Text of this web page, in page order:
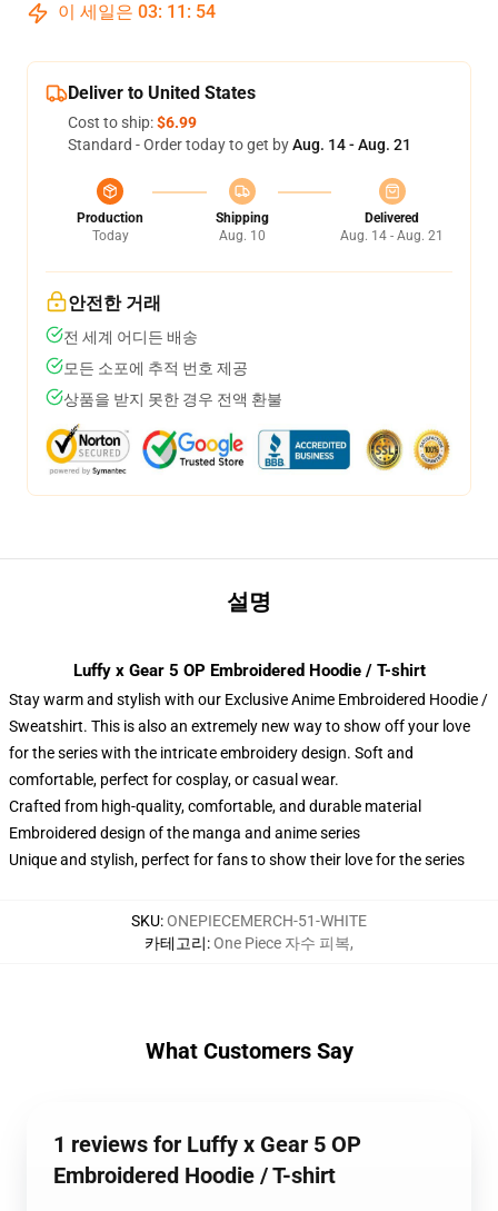
이 세일은 03: 11 : 54
Deliver to United States
Cost to ship:$6.99
Standard - Order today to get byAug. 14 - Aug. 21
Production
Today
Shipping
Aug. 10
Delivered
Aug. 14 - Aug. 21
안전한 거래
전 세계 어디든 배송
모든 소포에 추적 번호 제공
상품을 받지 못한 경우 전액 환불
설명
Luffy x Gear 5 OP Embroidered Hoodie / T-shirt
Stay warm and stylish with our Exclusive Anime Embroidered Hoodie /
Sweatshirt. This is also an extremely new way to show off your love
for the series with the intricate embroidery design. Soft and
comfortable, perfect for cosplay, or casual wear.
Crafted from high-quality, comfortable, and durable material
Embroidered design of the manga and anime series
Unique and stylish, perfect for fans to show their love for the series
SKU:ONEPIECEMERCH-51-WHITE
카테고리:One Piece 자수 피복,
What Customers Say
1 reviews for Luffy x Gear 5 OP
Embroidered Hoodie / T-shirt